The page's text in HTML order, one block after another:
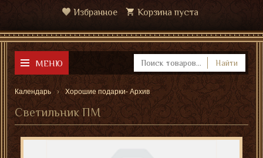
Избранное Корзина пуста
МЕНЮ Найти
Календарь Хорошие подарки- Архив
Светильник ПМ